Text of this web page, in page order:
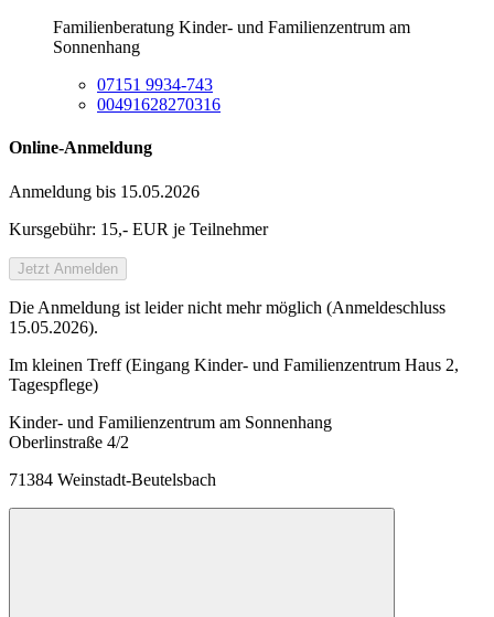
Familienberatung Kinder- und Familienzentrum am
Sonnenhang
07151 9934-743
00491628270316
Online-Anmeldung
Anmeldung bis 15.05.2026
Kursgebühr: 15,- EUR je Teilnehmer
Jetzt Anmelden
Die Anmeldung ist leider nicht mehr möglich (Anmeldeschluss
15.05.2026).
Im kleinen Treff (Eingang Kinder- und Familienzentrum Haus 2,
Tagespflege)
Kinder- und Familienzentrum am Sonnenhang
Oberlinstraße 4/2
71384 Weinstadt-Beutelsbach